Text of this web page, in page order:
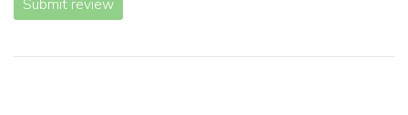
Submit review